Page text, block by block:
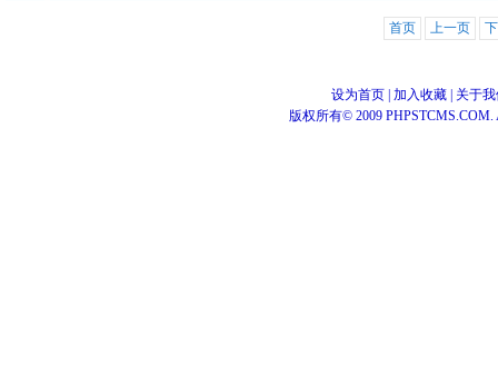
首页 上一页
设为首页 加入收藏
关于
版权所有© 2009 PHPSTCMS.COM.